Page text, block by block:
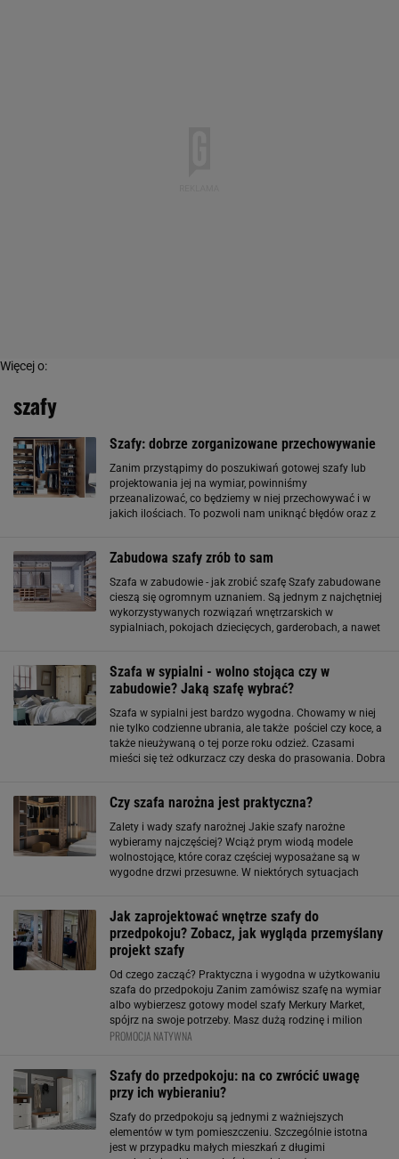
Więcej o:
szafy
Szafy: dobrze zorganizowane przechowywanie
Zanim przystąpimy do poszukiwań gotowej szafy lub
projektowania jej na wymiar, powinniśmy
przeanalizować, co będziemy w niej przechowywać i w
jakich ilościach. To pozwoli nam uniknąć błędów oraz z
Zabudowa szafy zrób to sam
Szafa w zabudowie - jak zrobić szafę Szafy zabudowane
cieszą się ogromnym uznaniem. Są jednym z najchętniej
wykorzystywanych rozwiązań wnętrzarskich w
sypialniach, pokojach dziecięcych, garderobach, a nawet
Szafa w sypialni - wolno stojąca czy w
zabudowie? Jaką szafę wybrać?
Szafa w sypialni jest bardzo wygodna. Chowamy w niej
nie tylko codzienne ubrania, ale także pościel czy koce, a
także nieużywaną o tej porze roku odzież. Czasami
mieści się też odkurzacz czy deska do prasowania. Dobra
Czy szafa narożna jest praktyczna?
Zalety i wady szafy narożnej Jakie szafy narożne
wybieramy najczęściej? Wciąż prym wiodą modele
wolnostojące, które coraz częściej wyposażane są w
wygodne drzwi przesuwne. W niektórych sytuacjach
Jak zaprojektować wnętrze szafy do
przedpokoju? Zobacz, jak wygląda przemyślany
projekt szafy
Od czego zacząć? Praktyczna i wygodna w użytkowaniu
szafa do przedpokoju Zanim zamówisz szafę na wymiar
albo wybierzesz gotowy model szafy Merkury Market,
spójrz na swoje potrzeby. Masz dużą rodzinę i milion
kurtek? A może żyjesz minimalistycznie i wystarczy Ci
PROMOCJA NATYWNA
Szafy do przedpokoju: na co zwrócić uwagę
przy ich wybieraniu?
Szafy do przedpokoju są jednymi z ważniejszych
elementów w tym pomieszczeniu. Szczególnie istotna
jest w przypadku małych mieszkań z długimi